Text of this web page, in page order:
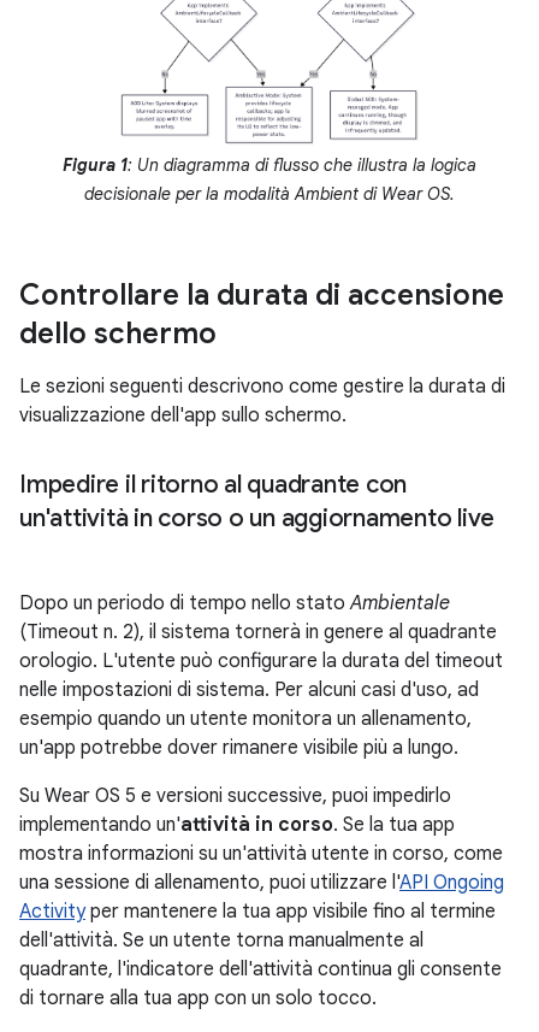
Figura 1: Un diagramma di flusso che illustra la logica
decisionale per la modalità Ambient di Wear OS.
Controllare la durata di accensione
dello schermo
Le sezioni seguenti descrivono come gestire la durata di
visualizzazione dell'app sullo schermo.
Impedire il ritorno al quadrante con
un'attività in corso o un aggiornamento live
Dopo un periodo di tempo nello statoAmbientale
(Timeout n. 2), il sistema tornerà in genere al quadrante
orologio. L'utente può configurare la durata del timeout
nelle impostazioni di sistema. Per alcuni casi d'uso, ad
esempio quando un utente monitora un allenamento,
un'app potrebbe dover rimanere visibile più a lungo.
Su Wear OS 5 e versioni successive, puoi impedirlo
implementando un'attività in corso. Se la tua app
mostra informazioni su un'attività utente in corso, come
una sessione di allenamento, puoi utilizzare l'API Ongoing
Activityper mantenere la tua app visibile fino al termine
dell'attività. Se un utente torna manualmente al
quadrante, l'indicatore dell'attività continua gli consente
di tornare alla tua app con un solo tocco.